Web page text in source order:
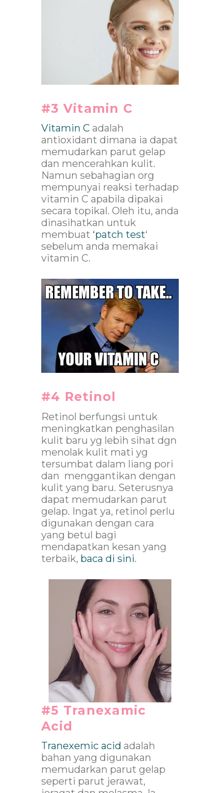
#3 Vitamin C
Vitamin C adalah
antioxidant dimana ia dapat
memudarkan parut gelap
dan mencerahkan kulit.
Namun sebahagian org
mempunyai reaksi terhadap
vitamin C apabila dipakai
secara topikal. Oleh itu, anda
dinasihatkan untuk
membuat ‘patch test‘
sebelum anda memakai
vitamin C.
#4 Retinol
Retinol berfungsi untuk
meningkatkan penghasilan
kulit baru yg lebih sihat dgn
menolak kulit mati yg
tersumbat dalam liang pori
dan menggantikan dengan
kulit yang baru. Seterusnya
dapat memudarkan parut
gelap. Ingat ya, retinol perlu
digunakan dengan cara
yang betul bagi
mendapatkan kesan yang
terbaik, baca di sini.
#5 Tranexamic
Acid
Tranexemic acid adalah
bahan yang digunakan
memudarkan parut gelap
seperti parut jerawat,